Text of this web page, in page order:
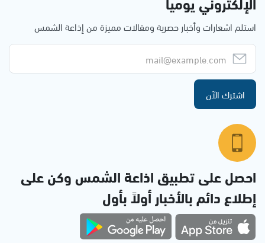
استلم اشعارات وأخبار حصرية ومقالات مميزة من إذاعة الشمس
اشترك الآن
احصل على تطبيق اذاعة الشمس وكن على
إطلاع دائم بالأخبار أولاً بأول